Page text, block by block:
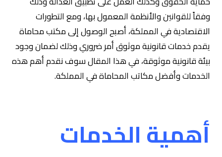
وفقاً للقوانين والأنظمة المعمول بها، ومع التطورات
الاقتصادية في المملكة، أصبح الوصول إلى مكتب محاماة
يقدم خدمات قانونية موثوق أمر ضروري وذلك لضمان وجود
بيئة قانونية موثوقة، في هذا المقال سوف نقدم أهم هذه
الخدمات وأفضل مكاتب المحاماة في المملكة.
أهمية الخدمات